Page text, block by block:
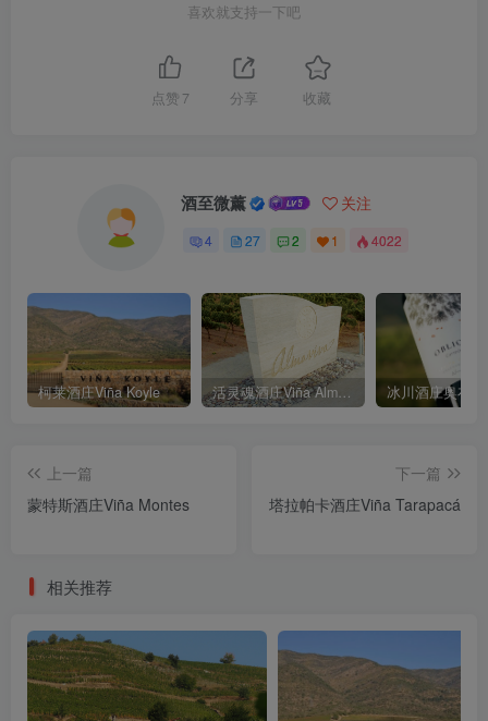
喜欢就支持一下吧
点赞 7 分享 收藏
酒至微薰 关注
4 27 2 1 4022
柯莱酒庄Viña Koyle 活灵魂酒庄Viña Almaviva
上一篇
蒙特斯酒庄Viña Montes
下一篇
塔拉帕卡酒庄Viña Tarapacá
相关推荐